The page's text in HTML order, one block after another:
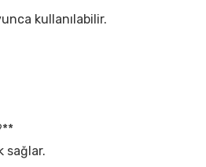
kullanılabilir.
sağlar.